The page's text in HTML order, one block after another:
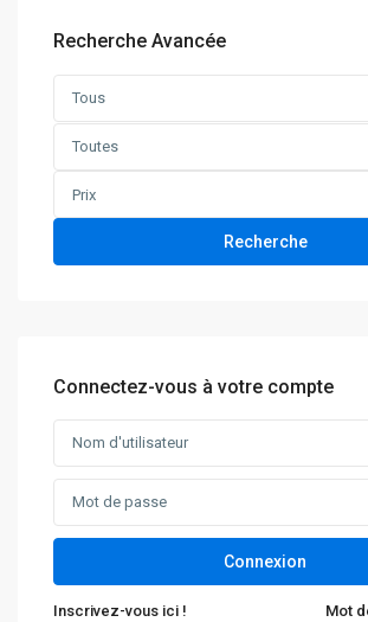
Recherche Avancée
Tous
Toutes
Prix
Recherche
Connectez-vous à votre compte
Connexion
Inscrivez-vous ici ! Mot